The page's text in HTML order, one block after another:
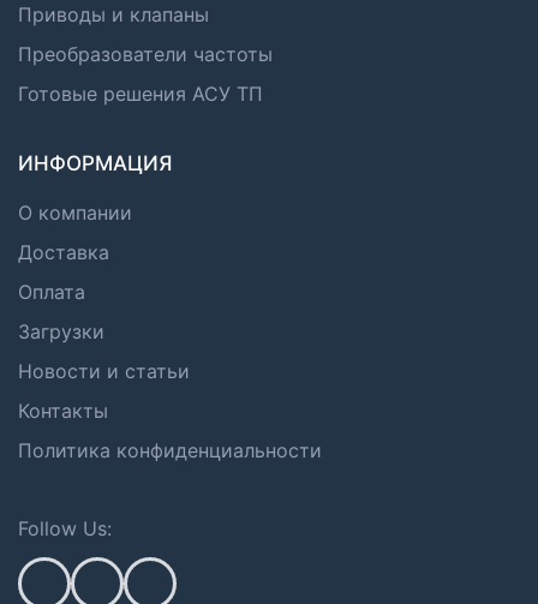
Приводы и клапаны
Преобразователи частоты
Готовые решения АСУ ТП
ИНФОРМАЦИЯ
О компании
Доставка
Оплата
Загрузки
Новости и статьи
Контакты
Политика конфиденциальности
Follow Us: